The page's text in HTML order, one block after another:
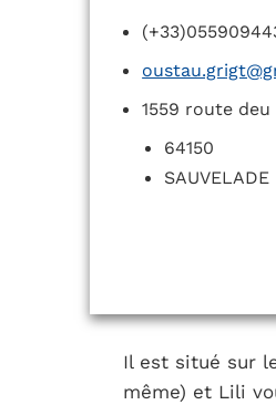
1559 route
64150
SAUVELADE
Il est situé sur
même) et Lili